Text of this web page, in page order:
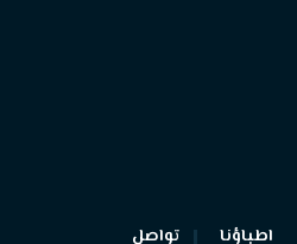
اطباؤنا تواصل